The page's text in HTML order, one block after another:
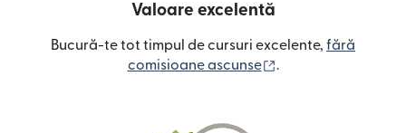
Valoare excelentă
Bucură-te tot timpul de cursuri excelente, fără
comisioane ascunse
.